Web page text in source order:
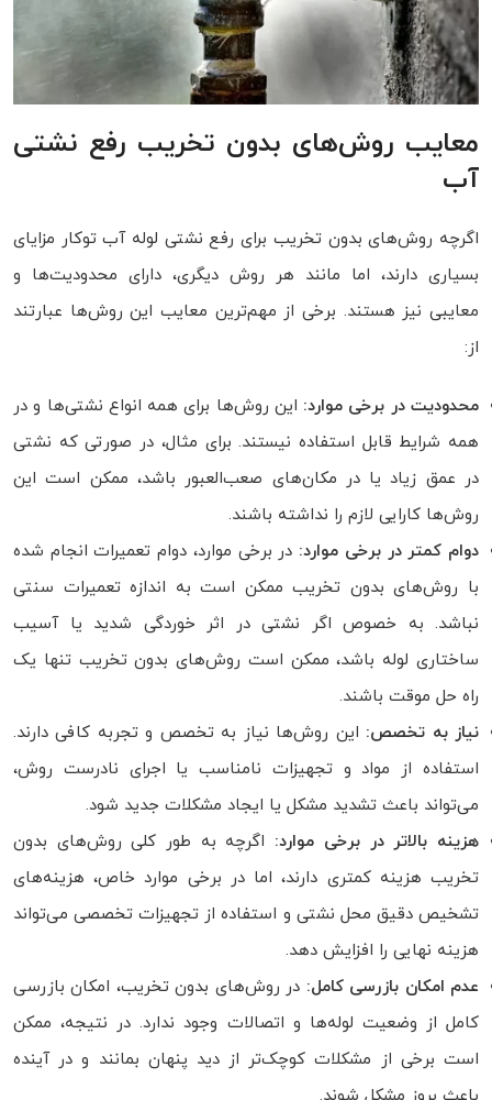
معایب روش‌های بدون تخریب رفع نشتی
آب
اگرچه روش‌های بدون تخریب برای رفع نشتی لوله آب توکار مزایای
بسیاری دارند، اما مانند هر روش دیگری، دارای محدودیت‌ها و
معایبی نیز هستند. برخی از مهم‌ترین معایب این روش‌ها عبارتند
از:
محدودیت در برخی موارد: این روش‌ها برای همه انواع نشتی‌ها و در
همه شرایط قابل استفاده نیستند. برای مثال، در صورتی که نشتی
در عمق زیاد یا در مکان‌های صعب‌العبور باشد، ممکن است این
روش‌ها کارایی لازم را نداشته باشند.
دوام کمتر در برخی موارد: در برخی موارد، دوام تعمیرات انجام شده
با روش‌های بدون تخریب ممکن است به اندازه تعمیرات سنتی
نباشد. به خصوص اگر نشتی در اثر خوردگی شدید یا آسیب
ساختاری لوله باشد، ممکن است روش‌های بدون تخریب تنها یک
راه حل موقت باشند.
نیاز به تخصص: این روش‌ها نیاز به تخصص و تجربه کافی دارند.
استفاده از مواد و تجهیزات نامناسب یا اجرای نادرست روش،
می‌تواند باعث تشدید مشکل یا ایجاد مشکلات جدید شود.
هزینه بالاتر در برخی موارد: اگرچه به طور کلی روش‌های بدون
تخریب هزینه کمتری دارند، اما در برخی موارد خاص، هزینه‌های
تشخیص دقیق محل نشتی و استفاده از تجهیزات تخصصی می‌تواند
هزینه نهایی را افزایش دهد.
عدم امکان بازرسی کامل: در روش‌های بدون تخریب، امکان بازرسی
کامل از وضعیت لوله‌ها و اتصالات وجود ندارد. در نتیجه، ممکن
است برخی از مشکلات کوچک‌تر از دید پنهان بمانند و در آینده